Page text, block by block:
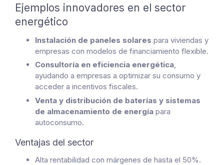
Ejemplos innovadores en el sector
energético
Instalación de paneles solares para viviendas y
empresas con modelos de financiamiento flexible.
Consultoría en eficiencia energética,
ayudando a empresas a optimizar su consumo y
acceder a incentivos fiscales.
Venta y distribución de baterías y sistemas
de almacenamiento de energía para
autoconsumo.
Ventajas del sector
Alta rentabilidad con márgenes de hasta el 50%.